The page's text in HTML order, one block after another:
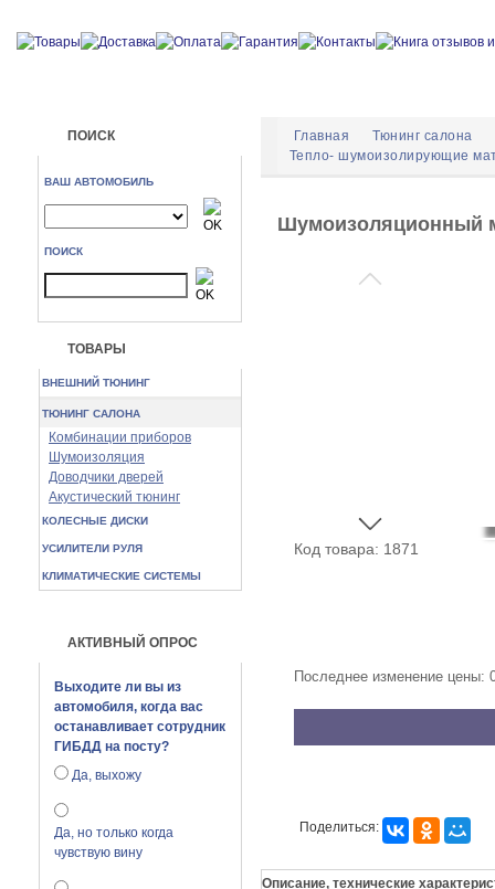
ПОИСК
ВАШ АВТОМОБИЛЬ
ПОИСК
ТОВАРЫ
ВНЕШНИЙ ТЮНИНГ
ТЮНИНГ САЛОНА
Комбинации приборов
Шумоизоляция
Доводчики дверей
Акустический тюнинг
КОЛЕСНЫЕ ДИСКИ
УСИЛИТЕЛИ РУЛЯ
КЛИМАТИЧЕСКИЕ СИСТЕМЫ
АКТИВНЫЙ ОПРОС
Выходите ли вы из
автомобиля, когда вас
останавливает сотрудник
ГИБДД на посту?
Да, выхожу
Да, но только когда
чувствую вину
Главная
Тюнинг салона
Тепло- шумоизолирующие
Шумоизоляционный
Код товара: 1871
Последнее изменение цены:
Поделиться:
Описание, технические